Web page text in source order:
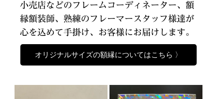
小売店などのフレームコーディネーター、額
縁額装師、熟練のフレーマースタッフ様達が
心を込めて手掛け、お客様にお届けします。
オリジナルサイズの額縁についてはこちら 〉